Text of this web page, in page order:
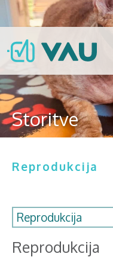
Storitve
Reprodukcija
Reprodukcija